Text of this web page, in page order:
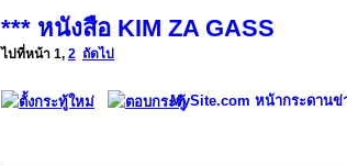
*** หนังสือ KIM ZA GASS
ไปที่หน้า 1, 2 ถัดไป
MySite.com หน้ากระดานข่